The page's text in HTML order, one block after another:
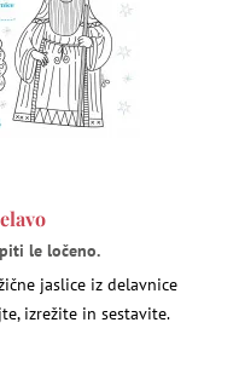
le ločeno.
jaslice iz delavnice
izrežite in sestavite.